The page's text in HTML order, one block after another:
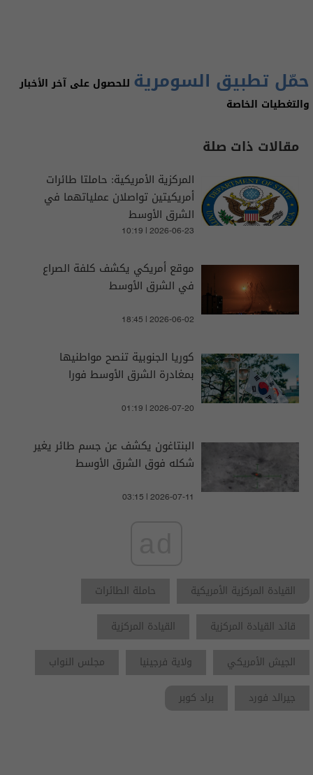
حمّل تطبيق السومرية للحصول على آخر الأخبار
والتغطيات الخاصة
مقالات ذات صلة
المركزية الأمريكية: حاملتا طائرات
أمريكيتين تواصلان عملياتهما في
الشرق الأوسط
10:19 | 2026-06-23
موقع أمريكي يكشف كلفة الصراع
في الشرق الأوسط
18:45 | 2026-06-02
كوريا الجنوبية تنصح مواطنيها
بمغادرة الشرق الأوسط فورا
01:19 | 2026-07-20
البنتاغون يكشف عن جسم طائر يغير
شكله فوق الشرق الأوسط
03:15 | 2026-07-11
القيادة المركزية الأمريكية
حاملة الطائرات
قائد القيادة المركزية
القيادة المركزية
الجيش الأمريكي
ولاية فرجينيا
مجلس النواب
جيرالد فورد
براد كوبر